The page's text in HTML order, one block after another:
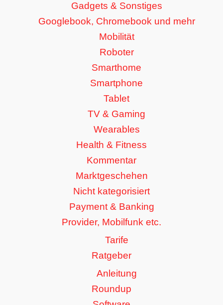
Gadgets & Sonstiges
Googlebook, Chromebook und mehr
Mobilität
Roboter
Smarthome
Smartphone
Tablet
TV & Gaming
Wearables
Health & Fitness
Kommentar
Marktgeschehen
Nicht kategorisiert
Payment & Banking
Provider, Mobilfunk etc.
Tarife
Ratgeber
Anleitung
Roundup